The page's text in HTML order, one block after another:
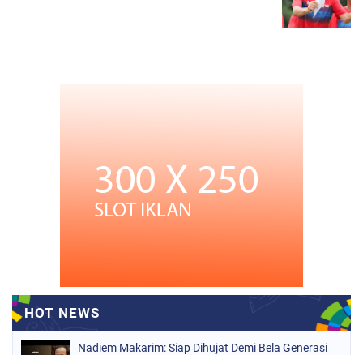
Nadiem Makarim: Siap Dihujat Demi Bela Generasi